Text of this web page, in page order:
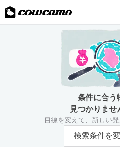
条件に合う
見つかりませ
目線を変えて、新しい
検索条件を